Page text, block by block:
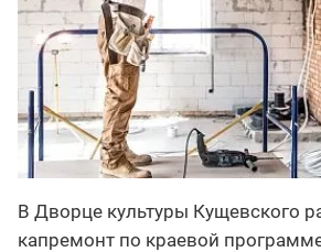
В Дворце культуры Кущевского
капремонт по краевой